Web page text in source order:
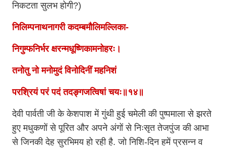
निकटता सुलभ होगी?)
निलिम्पनाथनागरी कदम्बमौलिमल्लिका-
निगुम्फनिर्भर क्षरन्मधूष्णिकामनोहरः।
तनोतु नो मनोमुदं विनोदिनीं महनिशं
परश्रियं परं पदं तदङ्गजत्विषां चयः॥१४॥
देवी पार्वती जी के केशपाश में गुंथी हुई चमेली की पुष्पमाला से झरते
हुए मधुकणों से पूरित और अपने अंगों से निःसृत तेजपुंज की आभा
से जिनकी देह सुरभिमय हो रही है. जो निशि-दिन हमें प्रसन्न व